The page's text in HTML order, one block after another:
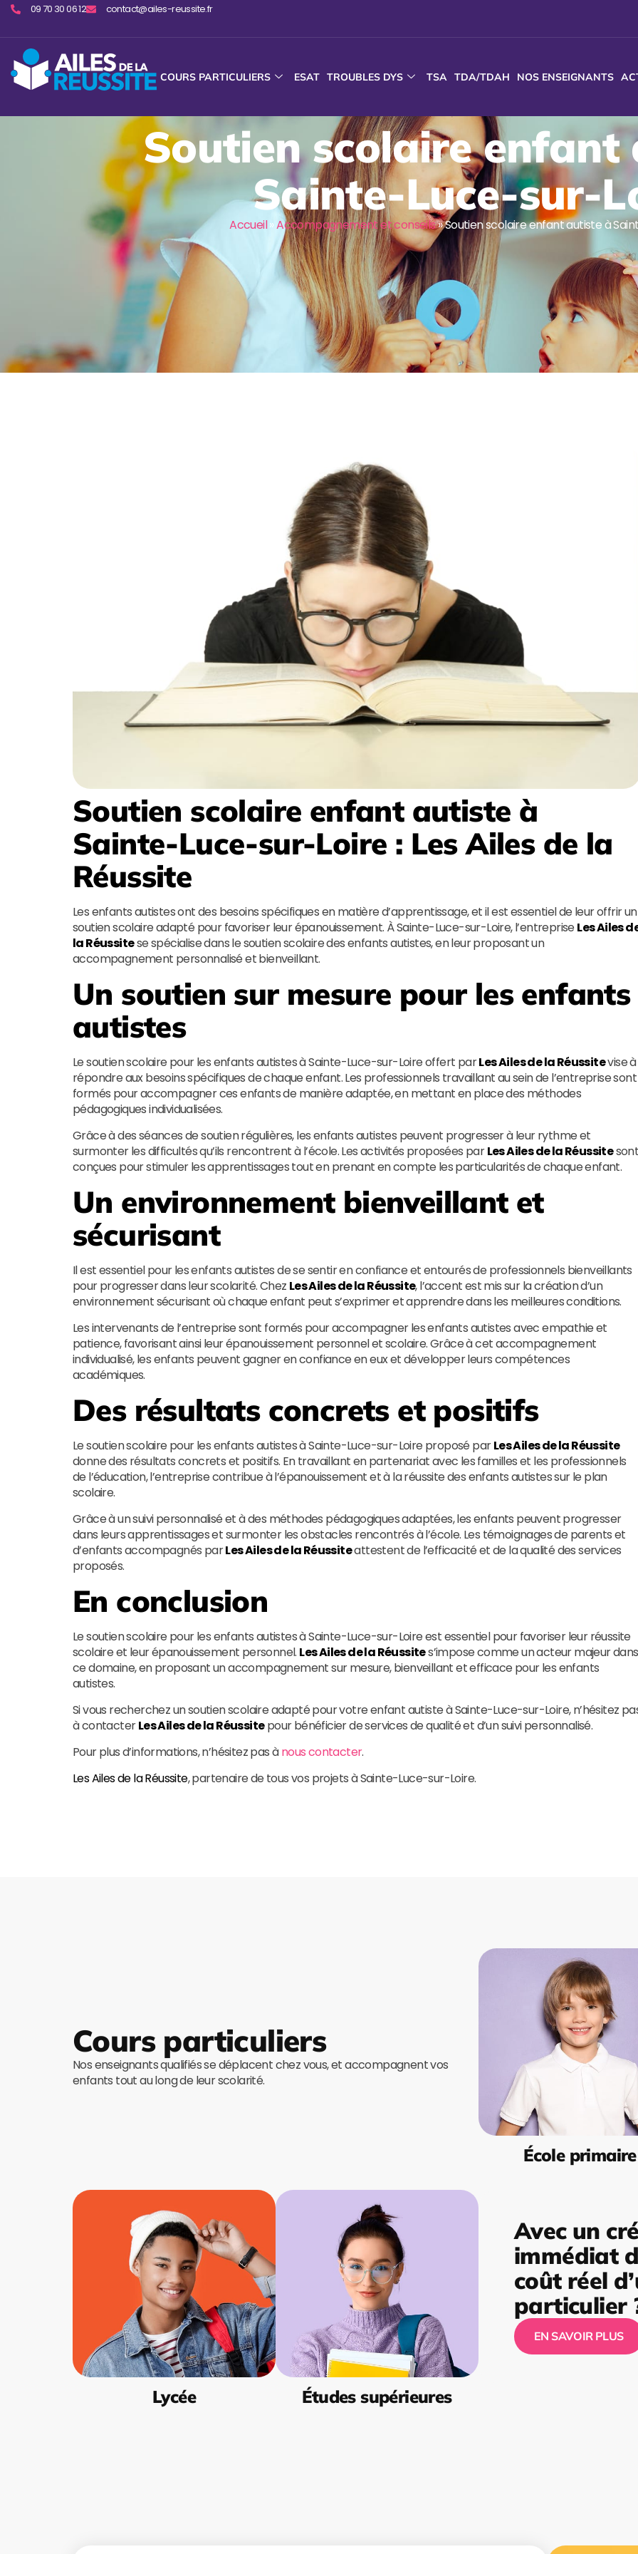
09 70 30 06 12 contact@ailes-reussite.fr
COURS PARTICULIERS ESAT TROUBLES DYS TSA TDA/TDAH NOS ENSEIGNANTS
Soutien scolaire enfant
Sainte-Luce-sur-
Accueil»Accompagnement et conseils»Soutien scolaire enfant autiste à
Soutien scolaire enfant autiste à
Sainte-Luce-sur-Loire : Les Ailes de la
Réussite
Les enfants autistes ont des besoins spécifiques en matière d’apprentissage, et il est essentiel de leur offrir un
soutien scolaire adapté pour favoriser leur épanouissement. À Sainte-Luce-sur-Loire, l’entreprise Les Ailes
la Réussitese spécialise dans le soutien scolaire des enfants autistes, en leur proposant un
accompagnement personnalisé et bienveillant.
Un soutien sur mesure pour les enfants
autistes
Le soutien scolaire pour les enfants autistes à Sainte-Luce-sur-Loire offert parLes Ailes de la Réussitevise à
répondre aux besoins spécifiques de chaque enfant. Les professionnels travaillant au sein de l’entreprise sont
formés pour accompagner ces enfants de manière adaptée, en mettant en place des méthodes
pédagogiques individualisées.
Grâce à des séances de soutien régulières, les enfants autistes peuvent progresser à leur rythme et
surmonter les difficultés qu’ils rencontrent à l’école. Les activités proposées parLes Ailes de la Réussite
conçues pour stimuler les apprentissages tout en prenant en compte les particularités de chaque enfant.
Un environnement bienveillant et
sécurisant
Il est essentiel pour les enfants autistes de se sentir en confiance et entourés de professionnels bienveillants
pour progresser dans leur scolarité. Chez Les Ailes de la Réussite, l’accent est mis sur la création d’un
environnement sécurisant où chaque enfant peut s’exprimer et apprendre dans les meilleures conditions.
Les intervenants de l’entreprise sont formés pour accompagner les enfants autistes avec empathie et
patience, favorisant ainsi leur épanouissement personnel et scolaire. Grâce à cet accompagnement
individualisé, les enfants peuvent gagner en confiance en eux et développer leurs compétences
académiques.
Des résultats concrets et positifs
Le soutien scolaire pour les enfants autistes à Sainte-Luce-sur-Loire proposé parLes Ailes de la Réussite
donne des résultats concrets et positifs. En travaillant en partenariat avec les familles et les professionnels
de l’éducation, l’entreprise contribue à l’épanouissement et à la réussite des enfants autistes sur le plan
scolaire.
Grâce à un suivi personnalisé et à des méthodes pédagogiques adaptées, les enfants peuvent progresser
dans leurs apprentissages et surmonter les obstacles rencontrés à l’école. Les témoignages de parents et
d’enfants accompagnés parLes Ailes de la Réussiteattestent de l’efficacité et de la qualité des services
proposés.
En conclusion
Le soutien scolaire pour les enfants autistes à Sainte-Luce-sur-Loire est essentiel pour favoriser leur réussite
scolaire et leur épanouissement personnel. Les Ailes de la Réussites’impose comme un acteur majeur dans
ce domaine, en proposant un accompagnement sur mesure, bienveillant et efficace pour les enfants
autistes.
Si vous recherchez un soutien scolaire adapté pour votre enfant autiste à Sainte-Luce-sur-Loire, n’hésitez
à contacterLes Ailes de la Réussitepour bénéficier de services de qualité et d’un suivi personnalisé.
Pour plus d’informations, n’hésitez pas ànous contacter.
Les Ailes de la Réussite, partenaire de tous vos projets à Sainte-Luce-sur-Loire.
Cours particuliers
Nos enseignants qualifiés se déplacent chez vous, et accompagnent vos
enfants tout au long de leur scolarité.
École primaire
Lycée Études supérieures
Avec un
immédiat
coût réel
particulier
EN SAVOIR PLUS